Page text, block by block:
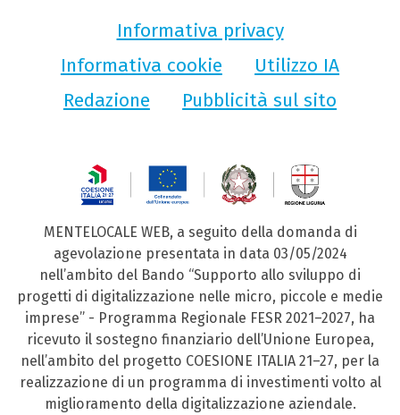
Informativa privacy
Informativa cookie
Utilizzo IA
Redazione
Pubblicità sul sito
MENTELOCALE WEB, a seguito della domanda di
agevolazione presentata in data 03/05/2024
nell’ambito del Bando “Supporto allo sviluppo di
progetti di digitalizzazione nelle micro, piccole e medie
imprese” - Programma Regionale FESR 2021–2027, ha
ricevuto il sostegno finanziario dell’Unione Europea,
nell’ambito del progetto COESIONE ITALIA 21–27, per la
realizzazione di un programma di investimenti volto al
miglioramento della digitalizzazione aziendale.